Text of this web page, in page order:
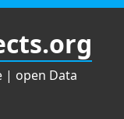
| open Data